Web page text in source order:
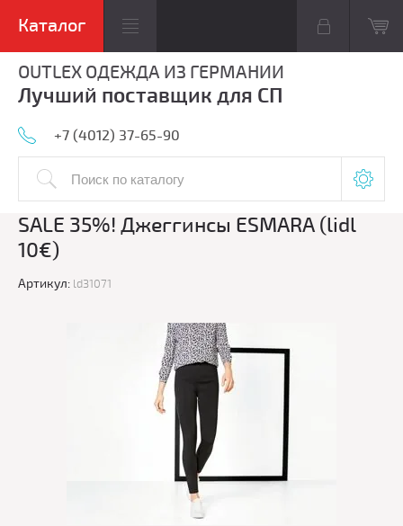
OUTLEX ОДЕЖДА ИЗ ГЕРМАНИИ
Лучший поставщик для СП
+7 (4012) 37-65-90
SALE 35%! Джеггинсы ESMARA (lidl
10€)
Артикул: ld31071